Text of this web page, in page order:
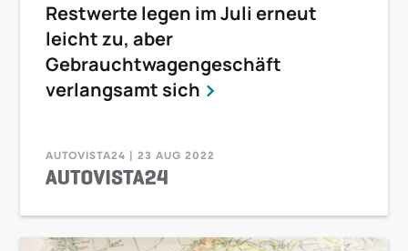
Restwerte legen im Juli erneut
leicht zu, aber
Gebrauchtwagengeschäft
verlangsamt sich
AUTOVISTA24 | 23 AUG 2022